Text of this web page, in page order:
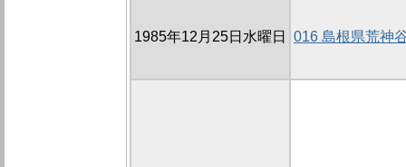
1985年12月25日水曜日 016 島根県荒神